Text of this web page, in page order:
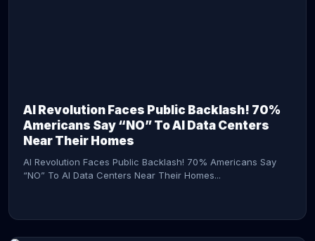
AI Revolution Faces Public Backlash! 70%
Americans Say “NO” To AI Data Centers
Near Their Homes
AI Revolution Faces Public Backlash! 70% Americans Say
“NO” To AI Data Centers Near Their Homes...